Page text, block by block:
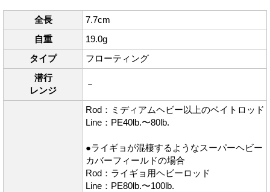
全長
7.7cm
自重
19.0g
タイプ
フローティング
潜行
レンジ
－
Rod：ミディアムヘビー以上のベイトロッド
Line：PE40lb.〜80lb.
●ライギョが混棲するようなスーパーヘビー
カバーフィールドの場合
Rod：ライギョ用ヘビーロッド
Line：PE80lb.〜100lb.